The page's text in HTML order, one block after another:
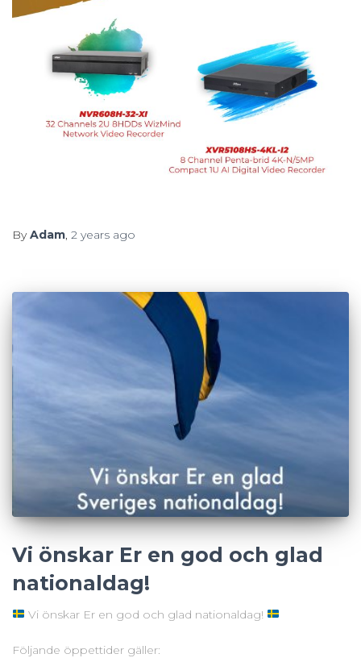
ByAdam, 2 years ago
Vi önskar Er en god och glad
nationaldag!
Vi önskar Er en god och glad nationaldag!
Följande öppettider gäller: